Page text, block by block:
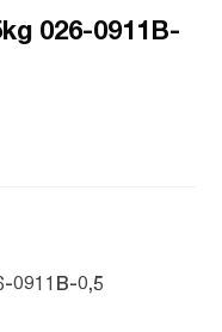
026-0911B-
0911B-0,5